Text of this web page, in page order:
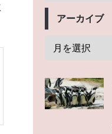
アーカイブ